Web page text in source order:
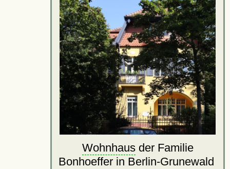
Wohnhausder Familie
Bonhoeffer in Berlin-Grunewald